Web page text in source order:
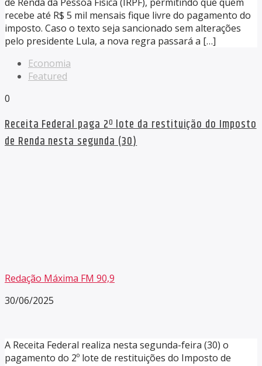
recebe até R$ 5 mil mensais fique livre do pagamento do
imposto. Caso o texto seja sancionado sem alterações
pelo presidente Lula, a nova regra passará a […]
Economia
Featured
0
Receita Federal paga 2º lote da restituição do Imposto
de Renda nesta segunda (30)
Redação Máxima FM 90,9
30/06/2025
A Receita Federal realiza nesta segunda-feira (30) o
pagamento do 2º lote de restituições do Imposto de